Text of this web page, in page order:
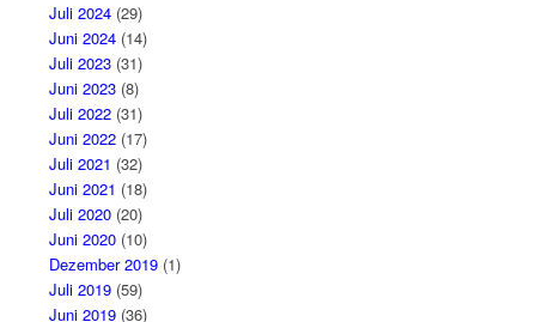
Juli 2024(29)
Juni 2024(14)
Juli 2023(31)
Juni 2023(8)
Juli 2022(31)
Juni 2022(17)
Juli 2021 (32)
Juni 2021 (18)
Juli 2020(20)
Juni 2020(10)
Dezember 2019(1)
Juli 2019(59)
Juni 2019(36)